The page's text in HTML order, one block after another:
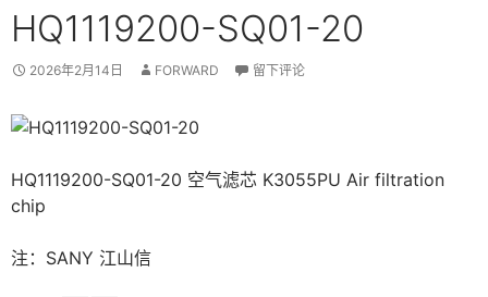
HQ1119200-SQ01-20
2026年2月14日 FORWARD 留下评论
HQ1119200-SQ01-20 空气滤芯 K3055PU Air filtration
chip
注：SANY 江山信